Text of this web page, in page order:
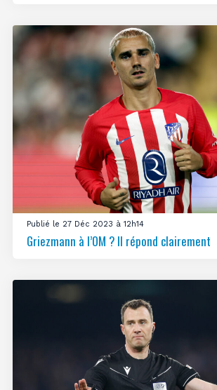
Publié le 27 Déc 2023 à 12h14
Griezmann à l’OM ? Il répond clairement